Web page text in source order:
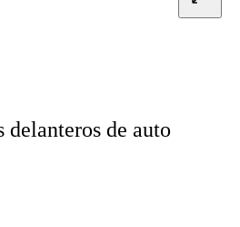
delanteros de auto